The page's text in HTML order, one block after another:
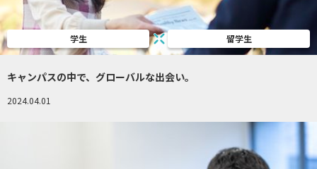
学生 留学生
キャンパスの中で、グローバルな出会い。
2024.04.01